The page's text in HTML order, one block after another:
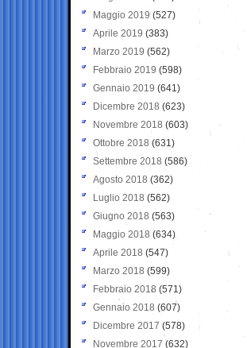
Maggio 2019 (527)
Aprile 2019 (383)
Marzo 2019 (562)
Febbraio 2019 (598)
Gennaio 2019 (641)
Dicembre 2018 (623)
Novembre 2018 (603)
Ottobre 2018 (631)
Settembre 2018 (586)
Agosto 2018 (362)
Luglio 2018 (562)
Giugno 2018 (563)
Maggio 2018 (634)
Aprile 2018 (547)
Marzo 2018 (599)
Febbraio 2018 (571)
Gennaio 2018 (607)
Dicembre 2017 (578)
Novembre 2017 (632)